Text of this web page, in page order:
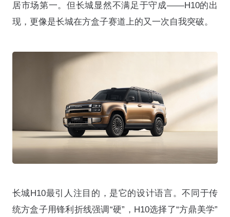
居市场第一。但长城显然不满足于守成——H10的出
现，更像是长城在方盒子赛道上的又一次自我突破。
长城H10最引人注目的，是它的设计语言。不同于传
统方盒子用锋利折线强调“硬”，H10选择了“方鼎美学”